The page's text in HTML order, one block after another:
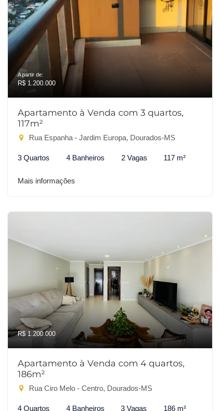
A partir de:
R$ 1.200.000
Apartamento à Venda com 3 quartos,
117m²
Rua Espanha - Jardim Europa, Dourados-MS
3 Quartos 4 Banheiros 2 Vagas 117 m²
Mais informações
R$ 1.200.000
Apartamento à Venda com 4 quartos,
186m²
Rua Ciro Melo - Centro, Dourados-MS
4 Quartos 4 Banheiros 3 Vagas 186 m²